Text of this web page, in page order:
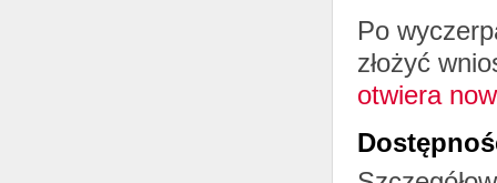
Po
złożyć
otwiera